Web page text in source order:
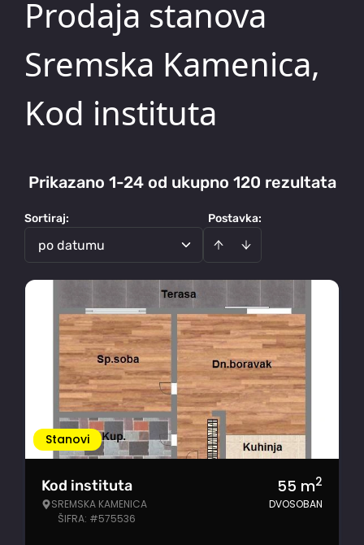
Prodaja stanova
Sremska Kamenica,
Kod instituta
Prikazano 1-24 od ukupno 120 rezultata
Postavka:
Sortiraj:
po datumu
Stanovi
Kod instituta
SREMSKA KAMENICA
ŠIFRA: #575536
55 m2
DVOSOBAN